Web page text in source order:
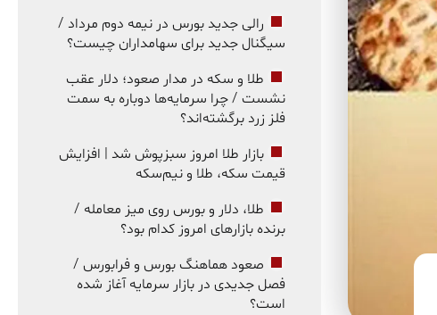
رالی جدید بورس در نیمه دوم مرداد /
سیگنال جدید برای سهامداران چیست؟
طلا و سکه در مدار صعود؛ دلار عقب
نشست / چرا سرمایه‌ها دوباره به سمت
فلز زرد برگشته‌اند؟
بازار طلا امروز سبزپوش شد | افزایش
قیمت سکه، طلا و نیم‌سکه
طلا، دلار و بورس روی میز معامله /
برنده بازارهای امروز کدام بود؟
صعود هماهنگ بورس و فرابورس /
فصل جدیدی در بازار سرمایه آغاز شده
است؟